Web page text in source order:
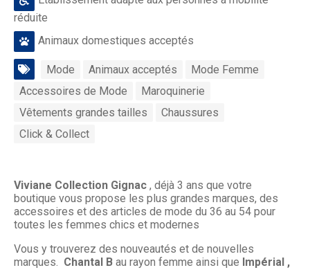
réduite
Animaux domestiques acceptés
Mode Animaux acceptés
Mode Femme
Accessoires de Mode
Maroquinerie
Vêtements grandes tailles
Chaussures
Click & Collect
Viviane Collection Gignac , déjà 3 ans que votre
boutique vous propose les plus grandes marques, des
accessoires et des articles de mode du 36 au 54 pour
toutes les femmes chics et modernes
Vous y trouverez des nouveautés et de nouvelles
marques. Chantal B au rayon femme ainsi que Impérial ,